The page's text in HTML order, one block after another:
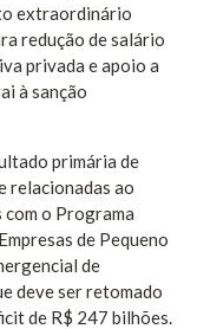
extraordinário
redução de salário
privada e apoio a
à sanção
primária de
relacionadas ao
com o Programa
de Pequeno
de
deve ser retomado
de R$ 247 bilhões.